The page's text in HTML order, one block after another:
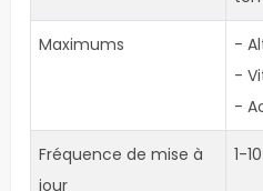
Maximums
-
-
-
Fréquence de mise à
jour
1-